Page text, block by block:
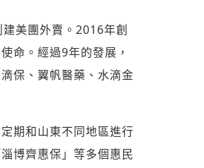
美團外賣。2016年創
命。經過9年的發展，
保、翼帆醫藥、水滴金
期和山東不同地區進行
博齊惠保」等多個惠民